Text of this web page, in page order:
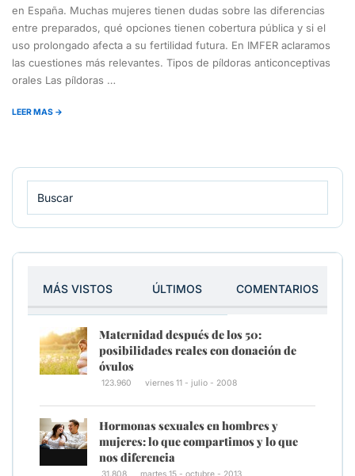
en España. Muchas mujeres tienen dudas sobre las diferencias
entre preparados, qué opciones tienen cobertura pública y si el
uso prolongado afecta a su fertilidad futura. En IMFER aclaramos
las cuestiones más relevantes. Tipos de píldoras anticonceptivas
orales Las píldoras …
LEER MAS →
MÁS VISTOS ÚLTIMOS COMENTARIOS
Maternidad después de los 50:
posibilidades reales con donación de
óvulos
123.960 viernes 11 - julio - 2008
Hormonas sexuales en hombres y
mujeres: lo que compartimos y lo que
nos diferencia
31.808 martes 15 - octubre - 2013